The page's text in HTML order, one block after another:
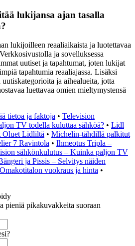
lukijansa ajan tasalla
lukijoilleen reaaliaikaista ja luotettavaa
ja sovelluksessa
uutiset ja tapahtumat, joten lukijat
tapahtumia reaaliajassa. Lisäksi
ja aihealueita, jotta
luettavaa omien mieltymystensä
tietoa ja faktoja • Television
TV todella kuluttaa sähköä? • Lidl
Oluet Lidliltä • Michelin-tähdillä palkitut
7 Ravintola • Ihmeotus Tripla –
sähkönkulutus – Kuinka paljon TV
ja Pissis – Selvitys näiden
Omakotitalon vuokraus ja hinta •
pieniä pikakuvakkeita suoraan